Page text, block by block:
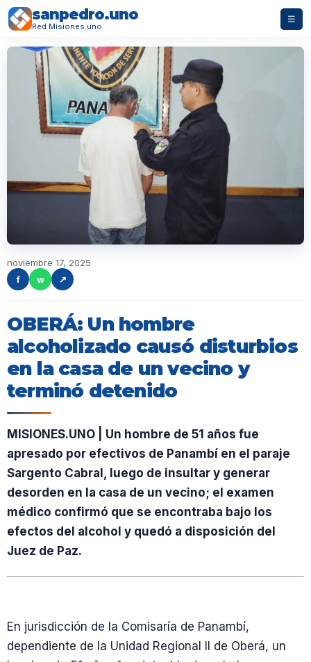
sanpedro.uno
Red Misiones.uno
☰
noviembre 17, 2025
f
w ↗
OBERÁ: Un hombre
alcoholizado causó disturbios
en la casa de un vecino y
terminó detenido
MISIONES.UNO | Un hombre de 51 años fue
apresado por efectivos de Panambí en el paraje
Sargento Cabral, luego de insultar y generar
desorden en la casa de un vecino; el examen
médico confirmó que se encontraba bajo los
efectos del alcohol y quedó a disposición del
Juez de Paz.
En jurisdicción de la Comisaría de Panambí,
dependiente de la Unidad Regional II de Oberá, un